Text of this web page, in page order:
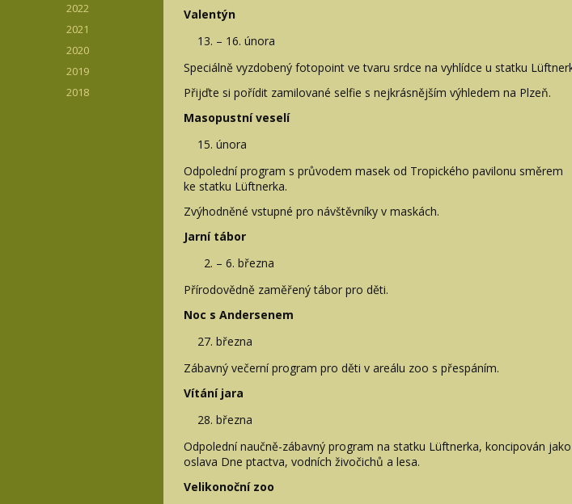
2022
2021
2020
2019
2018
Valentýn
– 16. února
Speciálně vyzdobený fotopoint ve tvaru srdce na vyhlídce u statku
Přijďte si pořídit zamilované selfie s nejkrásnějším výhledem na Plzeň.
Masopustní veselí
února
Odpolední program s průvodem masek od Tropického pavilonu směrem
ke statku Lüftnerka.
Zvýhodněné vstupné pro návštěvníky v maskách.
Jarní tábor
– 6. března
Přírodovědně zaměřený tábor pro děti.
Noc s Andersenem
března
Zábavný večerní program pro děti v areálu zoo s přespáním.
Vítání jara
března
Odpolední naučně-zábavný program na statku Lüftnerka, koncipován jako
oslava Dne ptactva, vodních živočichů a lesa.
Velikonoční zoo